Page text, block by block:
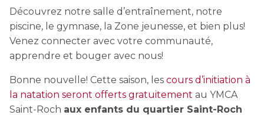
DEVENIR MEMBRE
Abonnement
ACTIVITÉS PHYSIQUES
Expérience internationale
L'histoire de Kanawana
LES PROGRAMMES
INTERVENTION ET PRÉVENTION
Prévention des dépendances
PERSÉVÉRANCE SCOLAIRE
Passeport pour ma réussite
Aquaforme
Formation continue
QUALIFICATIONS AQUATIQUES ET SECOURISME
Travail alternatif journalier
Voir tout
TRAVAIL DE RUE ET DE MILIEU
Découvrez notre salle d’entraînement, notre
piscine, le gymnase, la Zone jeunesse, et bien plus!
Venez connecter avec votre communauté,
apprendre et bouger avec nous!
Bonne nouvelle! Cette saison, les cours d’initiation à
la natation seront offerts gratuitement au YMCA
Saint-Roch aux enfants du quartier Saint-Roch